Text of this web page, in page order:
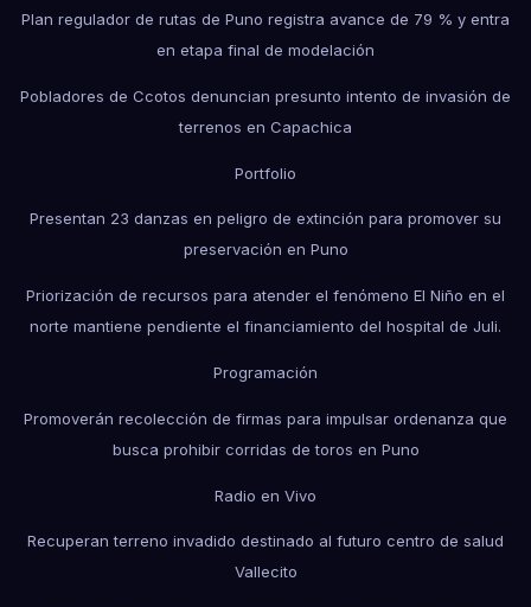
Plan regulador de rutas de Puno registra avance de 79 % y entra
en etapa final de modelación
Pobladores de Ccotos denuncian presunto intento de invasión de
terrenos en Capachica
Portfolio
Presentan 23 danzas en peligro de extinción para promover su
preservación en Puno
Priorización de recursos para atender el fenómeno El Niño en el
norte mantiene pendiente el financiamiento del hospital de Juli.
Programación
Promoverán recolección de firmas para impulsar ordenanza que
busca prohibir corridas de toros en Puno
Radio en Vivo
Recuperan terreno invadido destinado al futuro centro de salud
Vallecito